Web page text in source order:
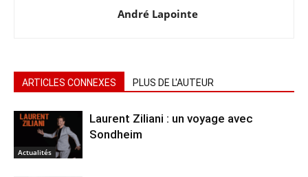
André Lapointe
ARTICLES CONNEXES PLUS DE L'AUTEUR
Actualités
Laurent Ziliani : un voyage avec
Sondheim